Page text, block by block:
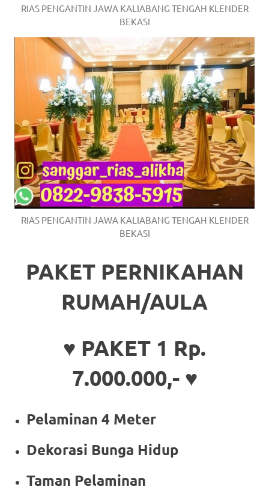
RIAS PENGANTIN JAWA KALIABANG TENGAH KLENDER
BEKASI
RIAS PENGANTIN JAWA KALIABANG TENGAH KLENDER
BEKASI
PAKET PERNIKAHAN
RUMAH/AULA
♥ PAKET 1 Rp.
7.000.000,- ♥
Pelaminan 4 Meter
Dekorasi Bunga Hidup
Taman Pelaminan